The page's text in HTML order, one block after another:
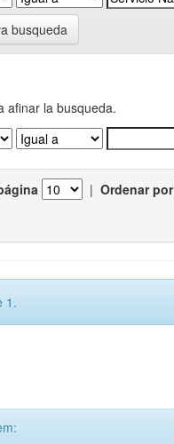
busqueda
afinar la busqueda.
| Ordenar por
1.